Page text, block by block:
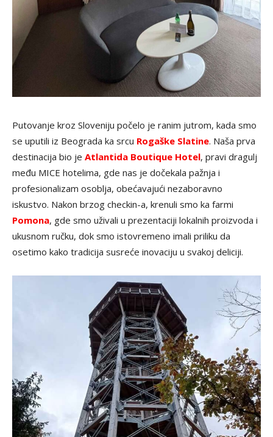
Putovanje kroz Sloveniju počelo je ranim jutrom, kada smo
se uputili iz Beograda ka srcu Rogaške Slatine. Naša prva
destinacija bio je Atlantida Boutique Hotel, pravi dragulj
među MICE hotelima, gde nas je dočekala pažnja i
profesionalizam osoblja, obećavajući nezaboravno
iskustvo. Nakon brzog checkin-a, krenuli smo ka farmi
Pomona, gde smo uživali u prezentaciji lokalnih proizvoda i
ukusnom ručku, dok smo istovremeno imali priliku da
osetimo kako tradicija susreće inovaciju u svakoj deliciji.